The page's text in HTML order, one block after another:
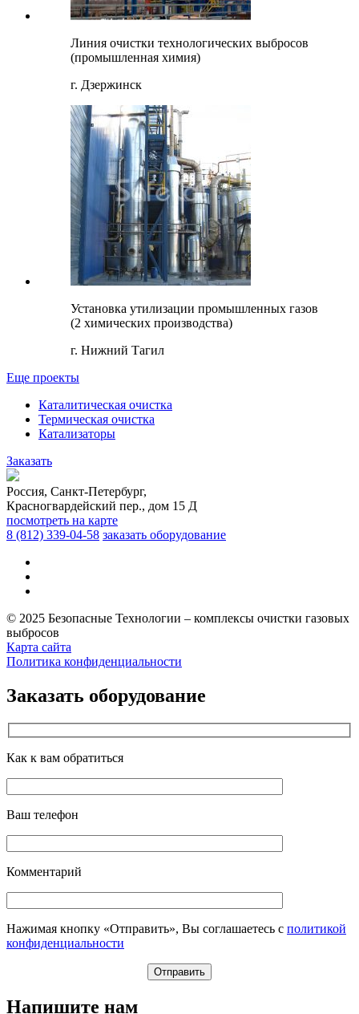
Линия очистки технологических выбросов
(промышленная химия)
г. Дзержинск
Установка утилизации промышленных газов
(2 химических производства)
г. Нижний Тагил
Еще проекты
Каталитическая очистка
Термическая очистка
Катализаторы
Заказать
Россия, Санкт-Петербург,
Красногвардейский пер., дом 15 Д
посмотреть на карте
8 (812) 339-04-58 заказать оборудование
© 2025 Безопасные Технологии – комплексы очистки газовых
выбросов
Карта сайта
Политика конфиденциальности
Заказать оборудование
Как к вам обратиться
Ваш телефон
Комментарий
Нажимая кнопку «Отправить», Вы соглашаетесь с политикой
конфиденциальности
Напишите нам